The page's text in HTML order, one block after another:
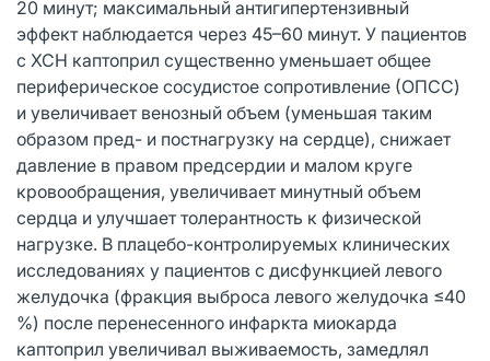
20 минут; максимальный антигипертензивный
эффект наблюдается через 45–60 минут. У пациентов
с ХСН каптоприл существенно уменьшает общее
периферическое сосудистое сопротивление (ОПСС)
и увеличивает венозный объем (уменьшая таким
образом пред- и постнагрузку на сердце), снижает
давление в правом предсердии и малом круге
кровообращения, увеличивает минутный объем
сердца и улучшает толерантность к физической
нагрузке. В плацебо-контролируемых клинических
исследованиях у пациентов с дисфункцией левого
желудочка (фракция выброса левого желудочка ≤40
%) после перенесенного инфаркта миокарда
каптоприл увеличивал выживаемость, замедлял